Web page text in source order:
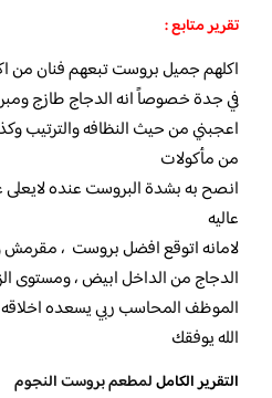
تقرير متابع :
اكلهم جميل بروست تبعهم فنان من
في جدة خصوصاً انه الدجاج طازج
اعجبني من حيث النظافه والترتيب
من مأكولات
انصح به بشدة البروست عنده
عاليه
لامانه اتوقع افضل بروست ،
الدجاج من الداخل ابيض ، ومستوى
الموظف المحاسب ربي يسعده اخلاقه
الله يوفقك
التقرير الكامللمطعم بروست النجوم